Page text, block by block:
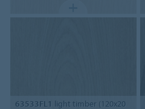
63533FL1 light timber (120x20